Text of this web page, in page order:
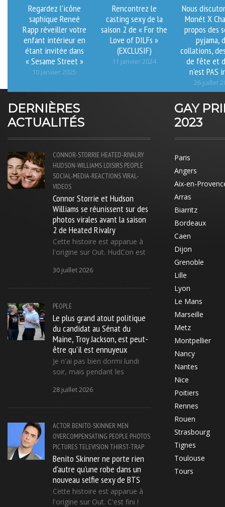
Regardez l'icône
saphique Reneé
Rapp réveiller votre
enfant intérieur en
étant invitée dans
« Sesame Street »
10 janvier 2025
Rencontrez le
casting sexy de la
saison 2 de « For the
Love of DILFs »
(EXCLUSIF)
11 janvier 2024
Nous
Monét X
propos des
pyjama,
collations,
de fête et
n'est PAS
26 juillet
DERNIÈRES
ACTUALITÉS
CONNOR-STORRIE HEATED-RIVALRY
HUDSON-WILLIAMS LOISIRS PEOPLE
SOCIAL-MEDIA-REACTIONSVIRAL-
VIDEOS
Connor Storrie et Hudson
Williams se réunissent sur des
photos virales avant la saison
2 de Heated Rivalry
Cette histoire est apparue à
l'origine sur Out. HudCon est
30 juillet 2026
PEOPLE
Le plus grand atout politique
du candidat au Sénat du
Maine, Troy Jackson, est peut-
être qu'il est ennuyeux
Je n'ai pas bien dormi lundi
soir, mais pendant les
28 juillet 2026
ACTOR BENITO-SKINNER MEN
OVERCOMPENSATING PEOPLE PHOTOS
PICTURESTELEVISION THIRST-TRAP
Benito Skinner ne porte rien
d'autre qu'une robe dans un
nouveau selfie sexy de BTS
Cette histoire est apparue à
l'origine sur Out. C'est fini !
GAY
2023
Paris
Angers
Aix-en-
Arras
Biarritz
Bordeaux
Caen
Dijon
Grenoble
Lille
Lyon
Le Mans
Marseille
Metz
Montpellier
Nancy
Nantes
Nice
Poitiers
Rennes
Rouen
Strasbourg
Tignes
Toulouse
Tours